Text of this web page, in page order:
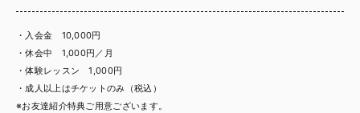
・入会金 10,000円
・休会中 1,000円／月
・体験レッスン 1,000円
・成人以上はチケットのみ（税込）
※お友達紹介特典ご用意ございます。